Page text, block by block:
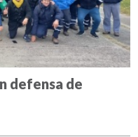
defensa de